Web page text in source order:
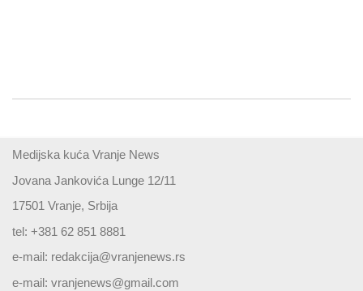
Medijska kuća Vranje News
Jovana Jankovića Lunge 12/11
17501 Vranje, Srbija
tel: +381 62 851 8881
e-mail: redakcija@vranjenews.rs
e-mail: vranjenews@gmail.com